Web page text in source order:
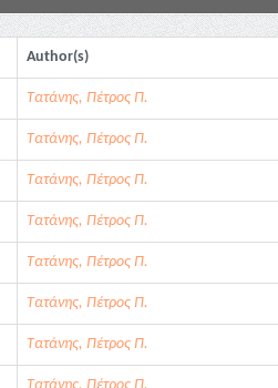
Author(s)
Τατάνης, Πέτρος Π.
Τατάνης, Πέτρος Π.
Τατάνης, Πέτρος Π.
Τατάνης, Πέτρος Π.
Τατάνης, Πέτρος Π.
Τατάνης, Πέτρος Π.
Τατάνης, Πέτρος Π.